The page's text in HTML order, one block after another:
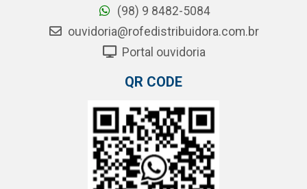
(98) 9 8482-5084
ouvidoria@rofedistribuidora.com.br
Portal ouvidoria
QR CODE